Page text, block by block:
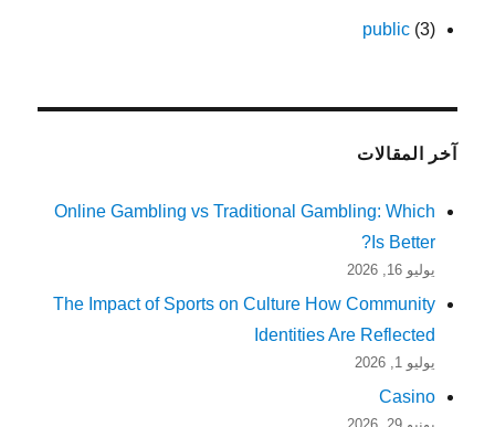
public(3)
آخر المقالات
Online Gambling vs Traditional Gambling: Which
Is Better?
يوليو 16, 2026
The Impact of Sports on Culture How Community
Identities Are Reflected
يوليو 1, 2026
Casino